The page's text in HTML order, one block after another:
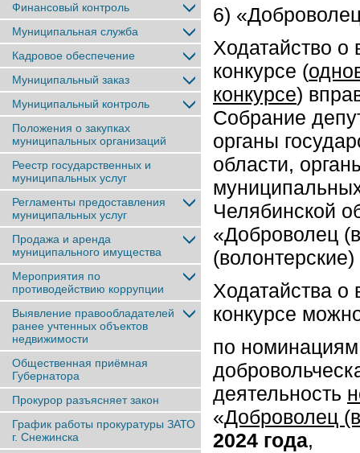
Финансовый контроль
Муниципальная служба
Кадровое обеспечение
Муниципальный заказ
Муниципальный контроль
Положения о закупках
муниципальных организаций
Реестр государственных и
муниципальных услуг
Регламенты предоставления
муниципальных услуг
Продажа и аренда
муниципального имущества
Мероприятия по
противодействию коррупции
Выявление правообладателей
ранее учтенныx объектов
недвижимости
Общественная приёмная
Губернатора
Прокурор разъясняет закон
График работы прокуратуры ЗАТО
г. Снежинска
6)
Ходатайство о
конкурсе (
конкурсе)
Собрание
органы
области,
Челябинской
«Доброволец
Ходатайства о
конкурсе
по номинациям
деятельность
«Доброволец
2024 года,